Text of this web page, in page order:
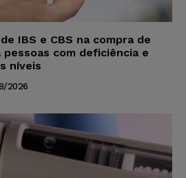
IBS e CBS na compra de
com deficiência e
níveis
2026